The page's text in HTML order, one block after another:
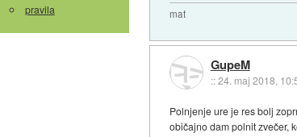
pravila mat
GupeM
::24. maj 2018,
Polnjenje ure je res bolj
običajno dam polnit zvečer,